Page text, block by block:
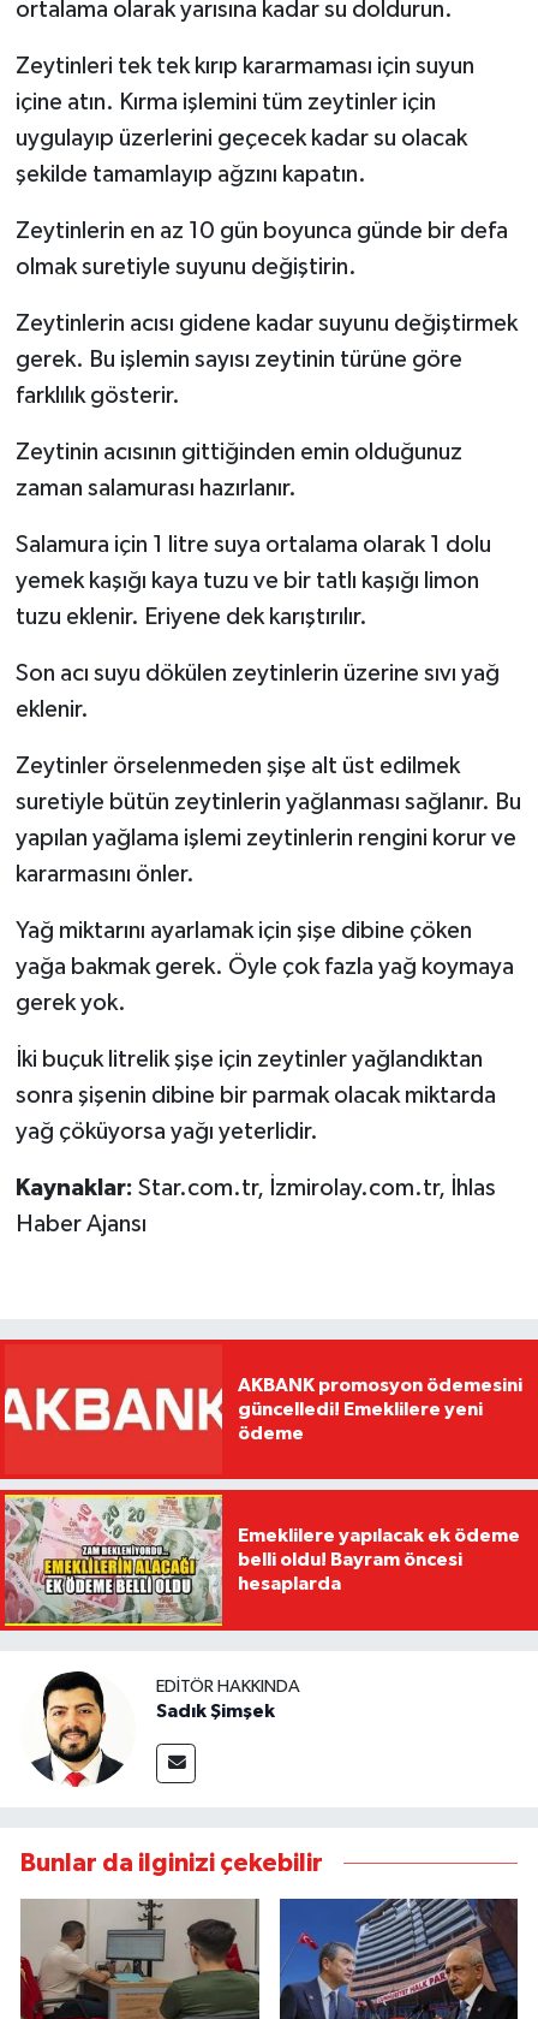
ortalama olarak yarısına kadar su doldurun.
Zeytinleri tek tek kırıp kararmaması için suyun
içine atın. Kırma işlemini tüm zeytinler için
uygulayıp üzerlerini geçecek kadar su olacak
şekilde tamamlayıp ağzını kapatın.
Zeytinlerin en az 10 gün boyunca günde bir defa
olmak suretiyle suyunu değiştirin.
Zeytinlerin acısı gidene kadar suyunu değiştirmek
gerek. Bu işlemin sayısı zeytinin türüne göre
farklılık gösterir.
Zeytinin acısının gittiğinden emin olduğunuz
zaman salamurası hazırlanır.
Salamura için 1 litre suya ortalama olarak 1 dolu
yemek kaşığı kaya tuzu ve bir tatlı kaşığı limon
tuzu eklenir. Eriyene dek karıştırılır.
Son acı suyu dökülen zeytinlerin üzerine sıvı yağ
eklenir.
Zeytinler örselenmeden şişe alt üst edilmek
suretiyle bütün zeytinlerin yağlanması sağlanır. Bu
yapılan yağlama işlemi zeytinlerin rengini korur ve
kararmasını önler.
Yağ miktarını ayarlamak için şişe dibine çöken
yağa bakmak gerek. Öyle çok fazla yağ koymaya
gerek yok.
İki buçuk litrelik şişe için zeytinler yağlandıktan
sonra şişenin dibine bir parmak olacak miktarda
yağ çöküyorsa yağı yeterlidir.
Kaynaklar: Star.com.tr, İzmirolay.com.tr, İhlas
Haber Ajansı
AKBANK promosyon ödemesini
güncelledi! Emeklilere yeni
ödeme
Emeklilere yapılacak ek ödeme
belli oldu! Bayram öncesi
hesaplarda
EDITÖR HAKKINDA
Sadık Şimşek
Bunlar da ilginizi çekebilir